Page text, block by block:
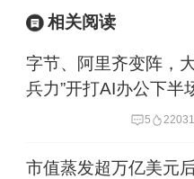
车厂商搭售在线音
入驻或分发享有著
：腾讯
与喜马拉雅签署
相关阅读
字节、阿里齐变阵，
兵力”开打AI办公下半
5
市值蒸发超万亿美元后